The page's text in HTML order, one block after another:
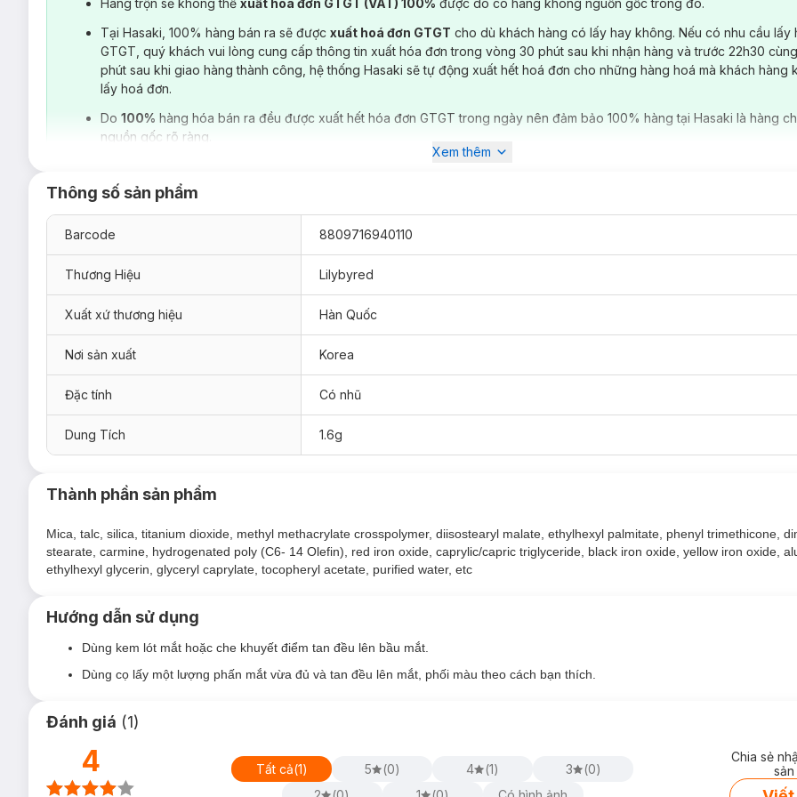
Hàng trộn sẽ không thể xuất hoá đơn GTGT (VAT) 100% được do có hàng không nguồn gốc trong đó.
Tại Hasaki, 100% hàng bán ra sẽ được xuất hoá đơn GTGT cho dù khách hàng có lấy hay không. Nếu có nhu cầu lấy
GTGT, quý khách vui lòng cung cấp thông tin xuất hóa đơn trong vòng 30 phút sau khi nhận hàng và trước 22h30
phút sau khi giao hàng thành công, hệ thống Hasaki sẽ tự động xuất hết hoá đơn cho những hàng hoá mà khách hàng
lấy hoá đơn.
Do 100% hàng hóa bán ra đều được xuất hết hóa đơn GTGT trong ngày nên đảm bảo 100% hàng tại Hasaki là hàng
nguồn gốc rõ ràng.
Xem thêm
Thông số sản phẩm
Barcode 8809716940110
Thương Hiệu Lilybyred
Xuất xứ thương hiệu Hàn Quốc
Nơi sản xuất Korea
Đặc tính Có nhũ
Dung Tích 1.6g
Thành phần sản phẩm
Mica, talc, silica, titanium dioxide, methyl methacrylate crosspolymer, diisostearyl malate, ethylhexyl palmitate, phenyl trimethicone,
stearate, carmine, hydrogenated poly (C6- 14 Olefin), red iron oxide, caprylic/capric triglyceride, black iron oxide, yellow iron oxide,
ethylhexyl glycerin, glyceryl caprylate, tocopheryl acetate, purified water, etc
Hướng dẫn sử dụng
Dùng kem lót mắt hoặc che khuyết điểm tan đều lên bầu mắt.
Dùng cọ lấy một lượng phấn mắt vừa đủ và tan đều lên mắt, phối màu theo cách bạn thích.
Đánh giá (1)
4 Tất cả(1) 5 (0) 4 (1) 3 (0)
Chia sẻ